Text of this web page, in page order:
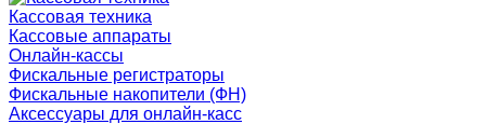
Кассовая техника
Кассовые аппараты
Онлайн-кассы
Фискальные регистраторы
Фискальные накопители (ФН)
Аксессуары для онлайн-касс